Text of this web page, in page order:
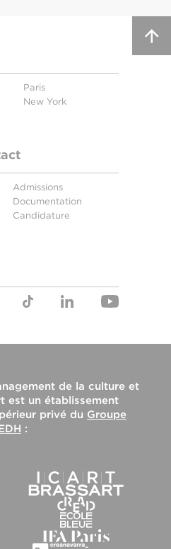
Paris
New York
Admissions
Documentation
Candidature
de la culture et
est un établissement
privé du Groupe
: